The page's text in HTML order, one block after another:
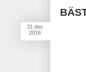
31 dec
2016